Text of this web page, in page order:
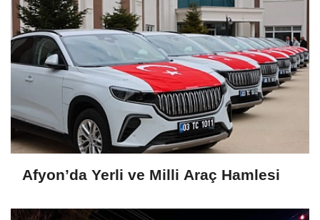
Afyon’da Yerli ve Milli Araç Hamlesi